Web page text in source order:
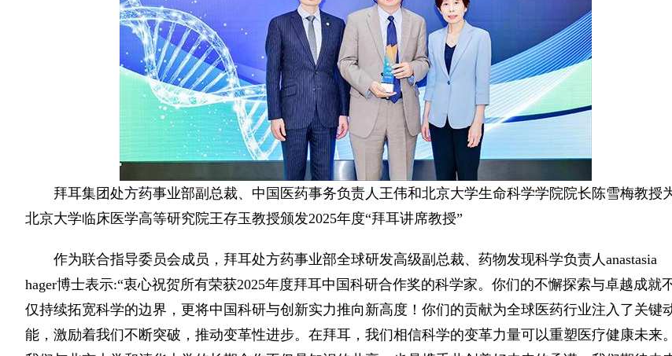
拜耳集团处方药事业部副总裁、中国医药事务负责人王伟和北京大学生命科学学院院长陈雪梅教授
北京大学临床医学高等研究院王存玉教授颁发2025年度“拜耳讲席教授”
作为联合指导委员会成员，拜耳处方药事业部全球研发高级副总裁、药物发现科学负责人anastasia
hager博士表示:“衷心祝贺所有荣获2025年度拜耳中国科研合作奖的科学家。你们的不懈探索与卓越成就
仅持续拓宽科学的边界，更将中国科研与创新实力推向新高度！你们的贡献为全球医药行业注入了关键
能，激励着我们不断突破，推动变革性进步。在拜耳，我们相信科学的变革力量可以重塑医疗健康未来。